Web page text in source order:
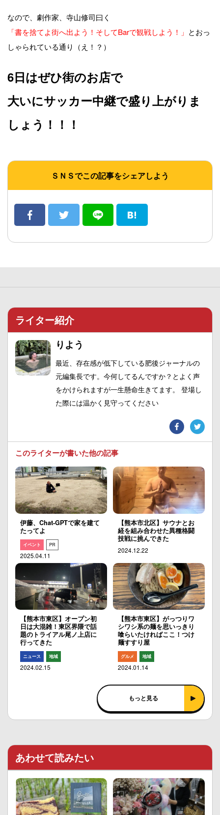
なので、劇作家、寺山修司曰く
「書を捨てよ街へ出よう！そしてBarで観戦しよう！」 とおっ
しゃられている通り（え！？）
6日はぜひ街のお店で
大いにサッカー中継で盛り上がりま
しょう！！！
ＳＮＳでこの記事をシェアしよう
ライター紹介
りよう
最近、存在感が低下している肥後ジャーナルの
元編集長です。今何してるんですか？とよく声
をかけられますが一生懸命生きてます。 登場し
た際には温かく見守ってください
このライターが書いた他の記事
伊藤、Chat-GPTで家を建て
たってよ
イベント PR
2025.04.11
【熊本市北区】サウナとお
経を組み合わせた異種格闘
技戦に挑んできた
2024.12.22
【熊本市東区】オープン初
日は大混雑！東区界隈で話
題のトライアル尾ノ上店に
行ってきた
ニュース 地域
2024.02.15
【熊本市東区】がっつりワ
シワシ系の麺を思いっきり
喰らいたければここ！つけ
麺すすり屋
グルメ 地域
2024.01.14
もっと見る
あわせて読みたい